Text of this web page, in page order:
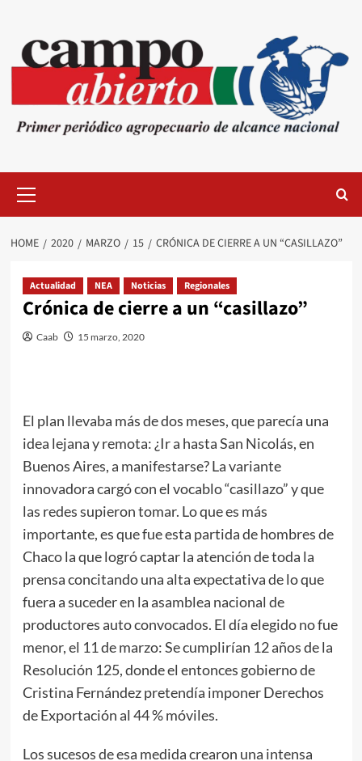
content
Menu
HOME 2020 MARZO 15 CRÓNICA DE CIERRE A UN “CASILLAZO”
Actualidad NEA Noticias Regionales
Crónica de cierre a un “casillazo”
Caab 15 marzo, 2020
El plan llevaba más de dos meses, que parecía una
idea lejana y remota: ¿Ir a hasta San Nicolás, en
Buenos Aires, a manifestarse? La variante
innovadora cargó con el vocablo “casillazo” y que
las redes supieron tomar. Lo que es más
importante, es que fue esta partida de hombres de
Chaco la que logró captar la atención de toda la
prensa concitando una alta expectativa de lo que
fuera a suceder en la asamblea nacional de
productores auto convocados. El día elegido no fue
menor, el 11 de marzo: Se cumplirían 12 años de la
Resolución 125, donde el entonces gobierno de
Cristina Fernández pretendía imponer Derechos
de Exportación al 44 % móviles.
Los sucesos de esa medida crearon una intensa